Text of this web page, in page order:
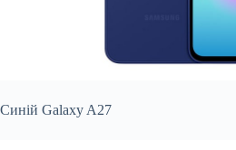
Синій Galaxy A27